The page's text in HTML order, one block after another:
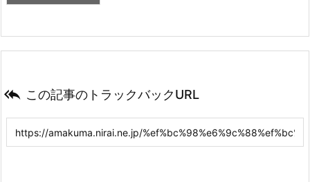
 この記事のトラックバックURL